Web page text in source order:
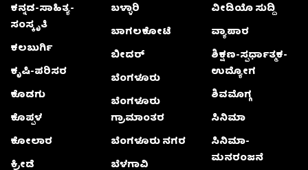
ಕನ್ನಡ-ಸಾಹಿತ್ಯ-
ಸಂಸ್ಕೃತಿ
ಕಲಬುರ್ಗಿ
ಕೃಷಿ-ಪರಿಸರ
ಕೊಡಗು
ಕೊಪ್ಪಳ
ಕೋಲಾರ
ಕ್ರೀಡೆ
ಬಳ್ಳಾರಿ
ಬಾಗಲಕೋಟೆ
ಬೀದರ್
ಬೆಂಗಳೂರು
ಬೆಂಗಳೂರು
ಗ್ರಾಮಾಂತರ
ಬೆಂಗಳೂರು ನಗರ
ಬೆಳಗಾವಿ
ವೀಡಿಯೊ ಸುದ್ದಿ
ವ್ಯಾಪಾರ
ಶಿಕ್ಷಣ-ಸ್ಪರ್ಧಾತ್ಮಕ-
ಉದ್ಯೋಗ
ಶಿವಮೊಗ್ಗ
ಸಿನಿಮಾ
ಸಿನಿಮಾ-
ಮನರಂಜನೆ